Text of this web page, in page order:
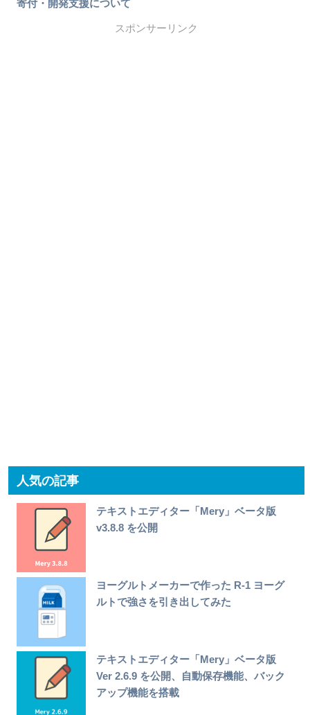
寄付・開発支援について
スポンサーリンク
人気の記事
テキストエディター「Mery」ベータ版
v3.8.8 を公開
ヨーグルトメーカーで作った R-1 ヨーグ
ルトで強さを引き出してみた
テキストエディター「Mery」ベータ版
Ver 2.6.9 を公開、自動保存機能、バック
アップ機能を搭載